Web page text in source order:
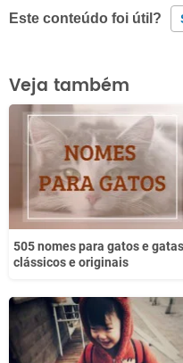
Este conteúdo foi útil?
Este conteúdo contém
Este conteúdo não tem
Outro
Veja também
505 nomes para gatos e
clássicos e originais